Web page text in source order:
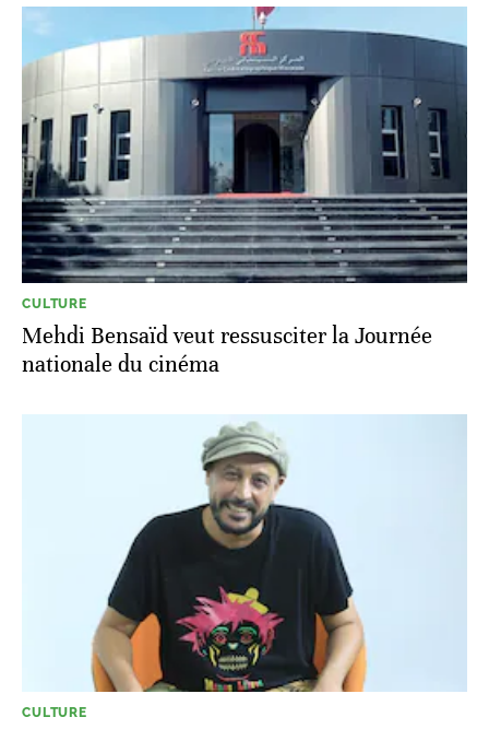
CULTURE
Mehdi Bensaïd veut ressusciter la Journée
nationale du cinéma
CULTURE